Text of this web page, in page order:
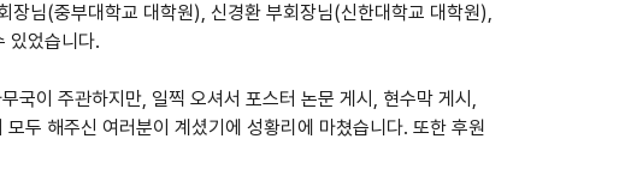
장님(중부대학교 대학원), 신경환 부회장님(신한대학교 대학원),
있었습니다.
국이 주관하지만, 일찍 오셔서 포스터 논문 게시, 현수막 게시,
두 해주신 여러분이 계셨기에 성황리에 마쳤습니다. 또한 후원